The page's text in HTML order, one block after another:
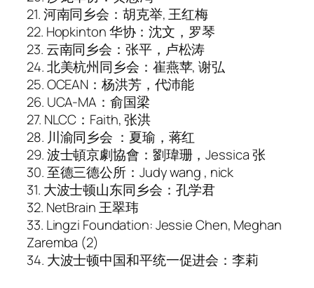
21. 河南同乡会：胡克举, 王红梅
22. Hopkinton 华协：沈文，罗琴
23. 云南同乡会：张平，卢松涛
24. 北美杭州同乡会：崔燕苹, 谢弘
25. OCEAN：杨洪芳，代沛能
26. UCA-MA：俞国梁
27. NLCC：Faith, 张洪
28. 川渝同乡会 ：夏瑜，蒋红
29. 波士頓京劇協會：劉瑋珊，Jessica 张
30. 至德三德公所：Judy wang , nick
31. 大波士顿山东同乡会：孔学君
32. NetBrain 王翠玮
33. Lingzi Foundation: Jessie Chen, Meghan
Zaremba (2)
34. 大波士顿中国和平统一促进会：李莉